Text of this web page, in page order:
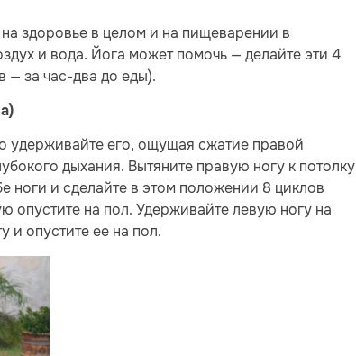
здоровье в целом и на пищеварении в
и вода. Йога может помочь — делайте эти 4
— за час-два до еды).
удерживайте его, ощущая сжатие правой
дыхания. Вытяните правую ногу к потолку
ноги и сделайте в этом положении 8 циклов
опустите на пол. Удерживайте левую ногу на
и опустите ее на пол.